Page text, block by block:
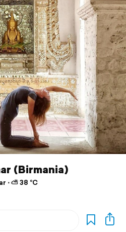
(Birmania)
⋅ ⛅ 38 °C